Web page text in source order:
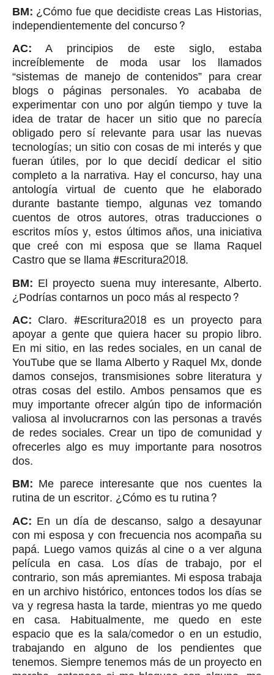
BM: ¿Cómo fue que decidiste creas Las Historias,
independientemente del concurso?
AC: A principios de este siglo, estaba
increíblemente de moda usar los llamados
“sistemas de manejo de contenidos” para crear
blogs o páginas personales. Yo acababa de
experimentar con uno por algún tiempo y tuve la
idea de tratar de hacer un sitio que no parecía
obligado pero sí relevante para usar las nuevas
tecnologías; un sitio con cosas de mi interés y que
fueran útiles, por lo que decidí dedicar el sitio
completo a la narrativa. Hay el concurso, hay una
antología virtual de cuento que he elaborado
durante bastante tiempo, algunas vez tomando
cuentos de otros autores, otras traducciones o
escritos míos y, estos últimos años, una iniciativa
que creé con mi esposa que se llama Raquel
Castro que se llama #Escritura2018.
BM: El proyecto suena muy interesante, Alberto.
¿Podrías contarnos un poco más al respecto?
AC: Claro. #Escritura2018 es un proyecto para
apoyar a gente que quiera hacer su propio libro.
En mi sitio, en las redes sociales, en un canal de
YouTube que se llama Alberto y Raquel Mx, donde
damos consejos, transmisiones sobre literatura y
otras cosas del estilo. Ambos pensamos que es
muy importante ofrecer algún tipo de información
valiosa al involucrarnos con las personas a través
de redes sociales. Crear un tipo de comunidad y
ofrecerles algo es muy importante para nosotros
dos.
BM: Me parece interesante que nos cuentes la
rutina de un escritor. ¿Cómo es tu rutina?
AC: En un día de descanso, salgo a desayunar
con mi esposa y con frecuencia nos acompaña su
papá. Luego vamos quizás al cine o a ver alguna
película en casa. Los días de trabajo, por el
contrario, son más apremiantes. Mi esposa trabaja
en un archivo histórico, entonces todos los días se
va y regresa hasta la tarde, mientras yo me quedo
en casa. Habitualmente, me quedo en este
espacio que es la sala/comedor o en un estudio,
trabajando en alguno de los pendientes que
tenemos. Siempre tenemos más de un proyecto en